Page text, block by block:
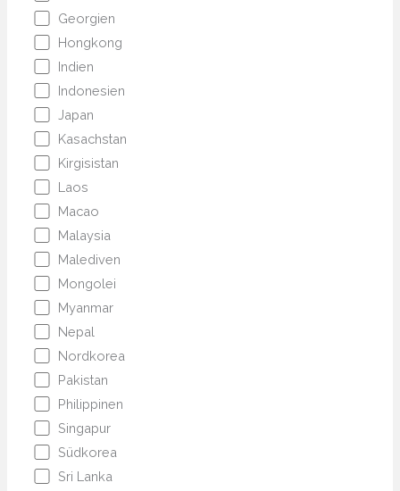
Georgien
Hongkong
Indien
Indonesien
Japan
Kasachstan
Kirgisistan
Laos
Macao
Malaysia
Malediven
Mongolei
Myanmar
Nepal
Nordkorea
Pakistan
Philippinen
Singapur
Südkorea
Sri Lanka